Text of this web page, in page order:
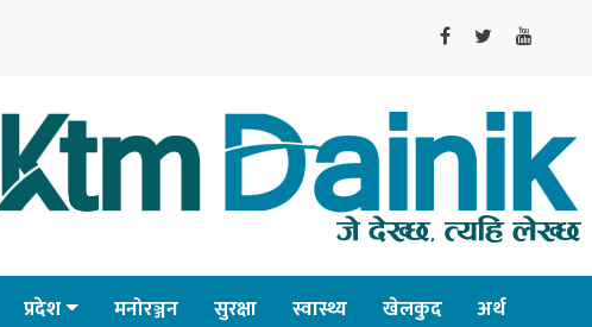
प्रदेश मनोरञ्जन सुरक्षा स्वास्थ्य खेलकुद अर्थ